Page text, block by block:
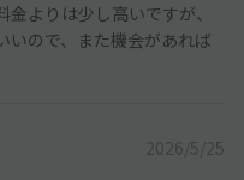
よりは少し高いですが、
いので、また機会があれば
2026/5/25